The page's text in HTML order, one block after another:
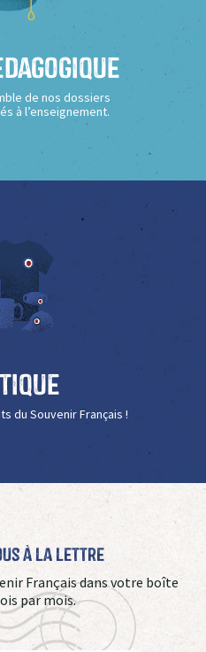
de nos dossiers
à l’enseignement.
du Souvenir Français !
à La Lettre
Français dans votre boîte
par mois.